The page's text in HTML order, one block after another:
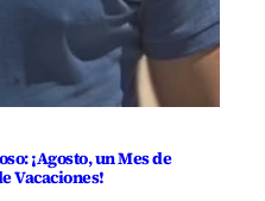
¡Agosto, un Mes de
Vacaciones!